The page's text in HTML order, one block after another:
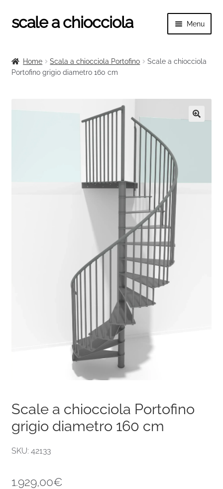
Vai
alla
Vai
al
scale a chiocciola Menu
il
Tutte le scale
menu
child
il
menu
Home Scala a chiocciola Portofino
Scale a chiocciola
Portofino grigio diametro 160 cm
Scale a chiocciola Portofino
grigio diametro 160 cm
SKU: 42133
1.929,00€